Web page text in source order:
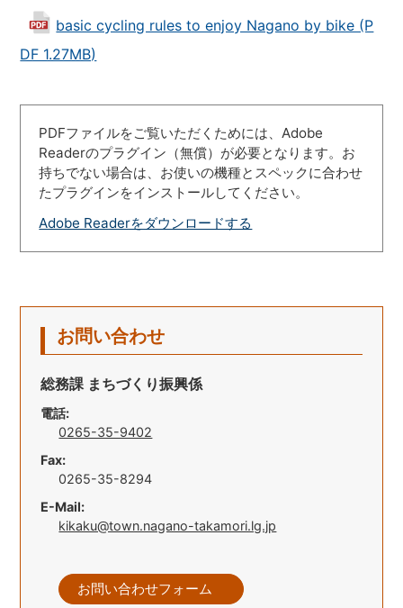
basic cycling rules to enjoy Nagano by bike (P
DF 1.27MB)
PDFファイルをご覧いただくためには、Adobe
Readerのプラグイン（無償）が必要となります。お
持ちでない場合は、お使いの機種とスペックに合わせ
たプラグインをインストールしてください。
Adobe Readerをダウンロードする
お問い合わせ
総務課 まちづくり振興係
電話:
0265-35-9402
Fax:
0265-35-8294
E-Mail:
kikaku@town.nagano-takamori.lg.jp
お問い合わせフォーム